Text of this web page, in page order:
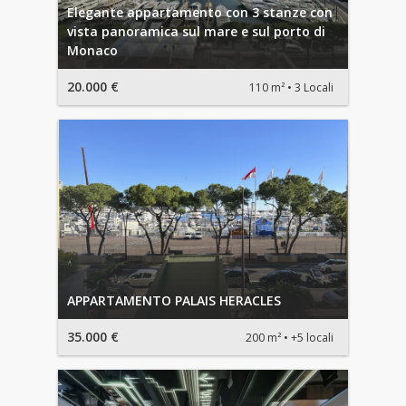
Elegante appartamento con 3 stanze con
vista panoramica sul mare e sul porto di
Monaco
20.000 € 110 m² 3 Locali
APPARTAMENTO PALAIS HERACLES
35.000 € 200 m² +5 locali